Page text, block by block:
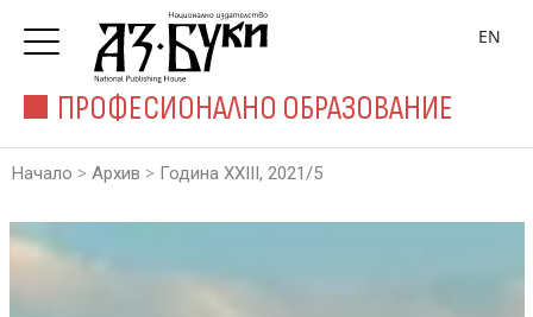
ПРОФЕСИОНАЛНО ОБРАЗОВАНИЕ
EN
Начало > Архив > Година XXIII, 2021/5